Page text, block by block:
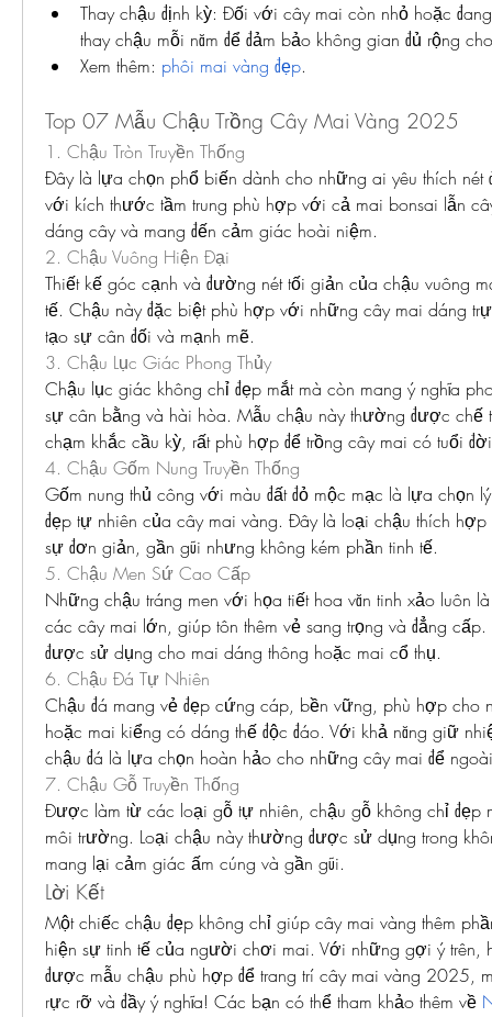
Thay chậu định kỳ: Đối với cây mai còn nhỏ hoặc
thay chậu mỗi năm để đảm bảo không gian đủ rộng
Xem thêm: phôi mai vàng đẹp.
Top 07 Mẫu Chậu Trồng Cây Mai Vàng 2025
1. Chậu Tròn Truyền Thống
Đây là lựa chọn phổ biến dành cho những ai yêu thích nét
với kích thước tầm trung phù hợp với cả mai bonsai lẫn
dáng cây và mang đến cảm giác hoài niệm.
2. Chậu Vuông Hiện Đại
Thiết kế góc cạnh và đường nét tối giản của chậu vuông
tế. Chậu này đặc biệt phù hợp với những cây mai dáng
tạo sự cân đối và mạnh mẽ.
3. Chậu Lục Giác Phong Thủy
Chậu lục giác không chỉ đẹp mắt mà còn mang ý nghĩa
sự cân bằng và hài hòa. Mẫu chậu này thường được chế
chạm khắc cầu kỳ, rất phù hợp để trồng cây mai có tuổi
4. Chậu Gốm Nung Truyền Thống
Gốm nung thủ công với màu đất đỏ mộc mạc là lựa chọn
đẹp tự nhiên của cây mai vàng. Đây là loại chậu thích
sự đơn giản, gần gũi nhưng không kém phần tinh tế.
5. Chậu Men Sứ Cao Cấp
Những chậu tráng men với họa tiết hoa văn tinh xảo luôn
các cây mai lớn, giúp tôn thêm vẻ sang trọng và đẳng
được sử dụng cho mai dáng thông hoặc mai cổ thụ.
6. Chậu Đá Tự Nhiên
Chậu đá mang vẻ đẹp cứng cáp, bền vững, phù hợp cho
hoặc mai kiểng có dáng thế độc đáo. Với khả năng giữ
chậu đá là lựa chọn hoàn hảo cho những cây mai để
7. Chậu Gỗ Truyền Thống
Được làm từ các loại gỗ tự nhiên, chậu gỗ không chỉ đẹp
môi trường. Loại chậu này thường được sử dụng trong
mang lại cảm giác ấm cúng và gần gũi.
Lời Kết
Một chiếc chậu đẹp không chỉ giúp cây mai vàng thêm
hiện sự tinh tế của người chơi mai. Với những gợi ý trên,
được mẫu chậu phù hợp để trang trí cây mai vàng 2025,
rực rỡ và đầy ý nghĩa! Các bạn có thể tham khảo thêm về